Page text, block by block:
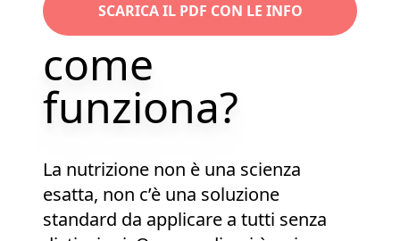
SCARICA IL PDF CON LE INFO
come
funziona?
La nutrizione non è una scienza
esatta, non c’è una soluzione
standard da applicare a tutti senza